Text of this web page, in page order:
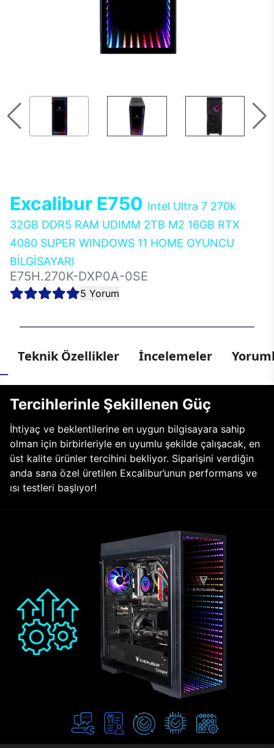
Excalibur E750 Intel Ultra 7 270k
32GB DDR5 RAM UDIMM 2TB M2 16GB RTX
4080 SUPER WINDOWS 11 HOME OYUNCU
BİLGİSAYARI
E75H.270K-DXP0A-0SE
5 Yorum
Teknik Özellikler İncelemeler
Tercihlerinle Şekillenen Güç
İhtiyaç ve beklentilerine en uygun bilgisayara sahip
olman için birbirleriyle en uyumlu şekilde çalışacak, en
üst kalite ürünler tercihini bekliyor. Siparişini verdiğin
anda sana özel üretilen Excalibur’unun performans ve
ısı testleri başlıyor!